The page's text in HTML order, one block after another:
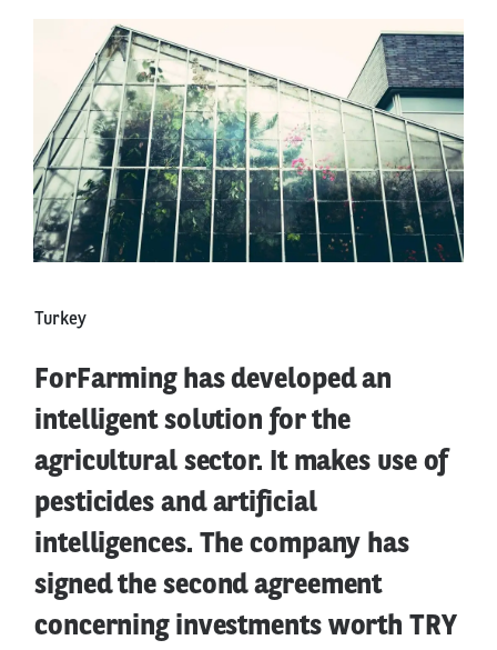
Turkey
ForFarming has developed an
intelligent solution for the
agricultural sector. It makes use of
pesticides and artificial
intelligences. The company has
signed the second agreement
concerning investments worth TRY